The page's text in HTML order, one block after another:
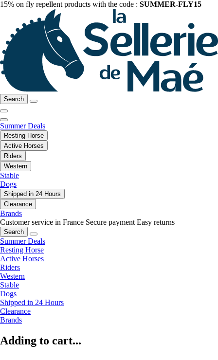
15% on fly repellent products with the code : SUMMER-FLY15
Search
Summer Deals
Resting Horse
Active Horses
Riders
Western
Stable
Dogs
Shipped in 24 Hours
Clearance
Brands
Customer service in France Secure payment Easy returns
Search
Summer Deals
Resting Horse
Active Horses
Riders
Western
Stable
Dogs
Shipped in 24 Hours
Clearance
Brands
Adding to cart...